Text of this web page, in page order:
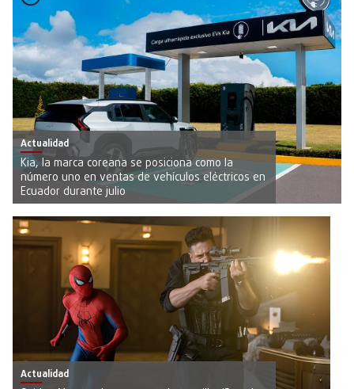
Actualidad
Kia, la marca coreana se posiciona como la
número uno en ventas de vehículos eléctricos en
Ecuador durante julio
Actualidad